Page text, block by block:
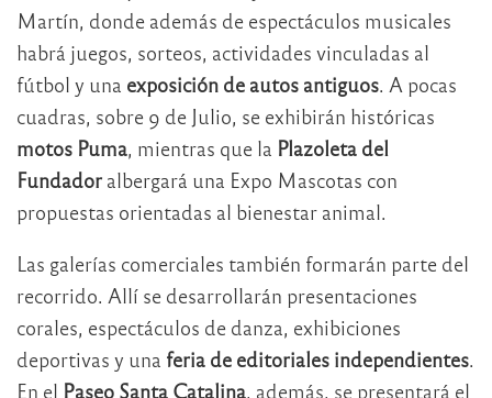
Martín, donde además de espectáculos musicales
habrá juegos, sorteos, actividades vinculadas al
fútbol y una exposición de autos antiguos. A pocas
cuadras, sobre 9 de Julio, se exhibirán históricas
motos Puma, mientras que la Plazoleta del
Fundador albergará una Expo Mascotas con
propuestas orientadas al bienestar animal.
Las galerías comerciales también formarán parte del
recorrido. Allí se desarrollarán presentaciones
corales, espectáculos de danza, exhibiciones
deportivas y una feria de editoriales independientes.
En el Paseo Santa Catalina, además, se presentará el